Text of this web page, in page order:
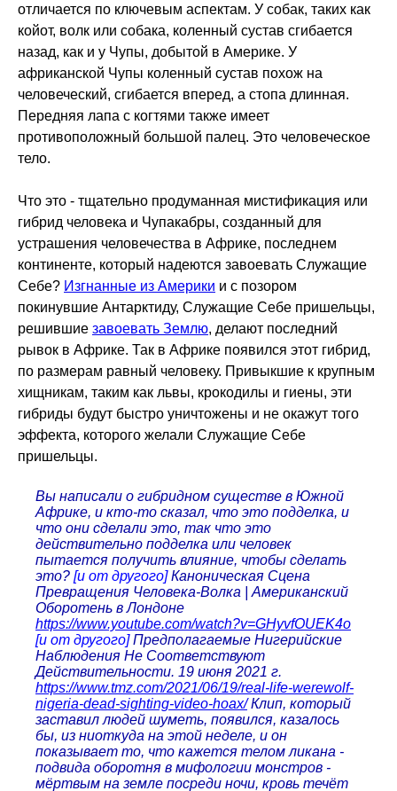
отличается по ключевым аспектам. У собак, таких как
койот, волк или собака, коленный сустав сгибается
назад, как и у Чупы, добытой в Америке. У
африканской Чупы коленный сустав похож на
человеческий, сгибается вперед, а стопа длинная.
Передняя лапа с когтями также имеет
противоположный большой палец. Это человеческое
тело.
Что это - тщательно продуманная мистификация или
гибрид человека и Чупакабры, созданный для
устрашения человечества в Африке, последнем
континенте, который надеются завоевать Служащие
Себе? Изгнанные из Америки и с позором
покинувшие Антарктиду, Служащие Себе пришельцы,
решившие завоевать Землю, делают последний
рывок в Африке. Так в Африке появился этот гибрид,
по размерам равный человеку. Привыкшие к крупным
хищникам, таким как львы, крокодилы и гиены, эти
гибриды будут быстро уничтожены и не окажут того
эффекта, которого желали Служащие Себе
пришельцы.
Вы написали о гибридном существе в Южной
Африке, и кто-то сказал, что это подделка, и
что они сделали это, так что это
действительно подделка или человек
пытается получить влияние, чтобы сделать
это? [и от другого] Каноническая Сцена
Превращения Человека-Волка | Американский
Оборотень в Лондоне
https://www.youtube.com/watch?v=GHyvfOUEK4o
[и от другого] Предполагаемые Нигерийские
Наблюдения Не Соответствуют
Действительности. 19 июня 2021 г.
https://www.tmz.com/2021/06/19/real-life-werewolf-
nigeria-dead-sighting-video-hoax/Клип, который
заставил людей шуметь, появился, казалось
бы, из ниоткуда на этой неделе, и он
показывает то, что кажется телом ликана -
подвида оборотня в мифологии монстров -
мёртвым на земле посреди ночи, кровь течёт